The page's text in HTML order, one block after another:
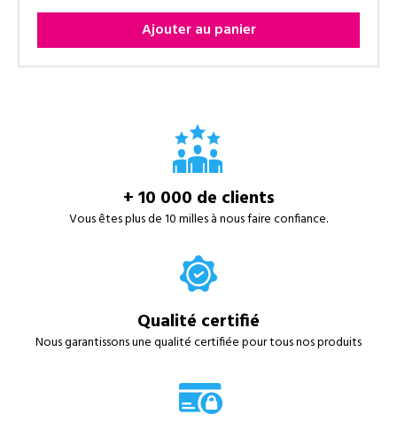
Ajouter au panier
+ 10 000 de clients
Vous êtes plus de 10 milles à nous faire confiance.
Qualité certifié
Nous garantissons une qualité certifiée pour tous nos produits